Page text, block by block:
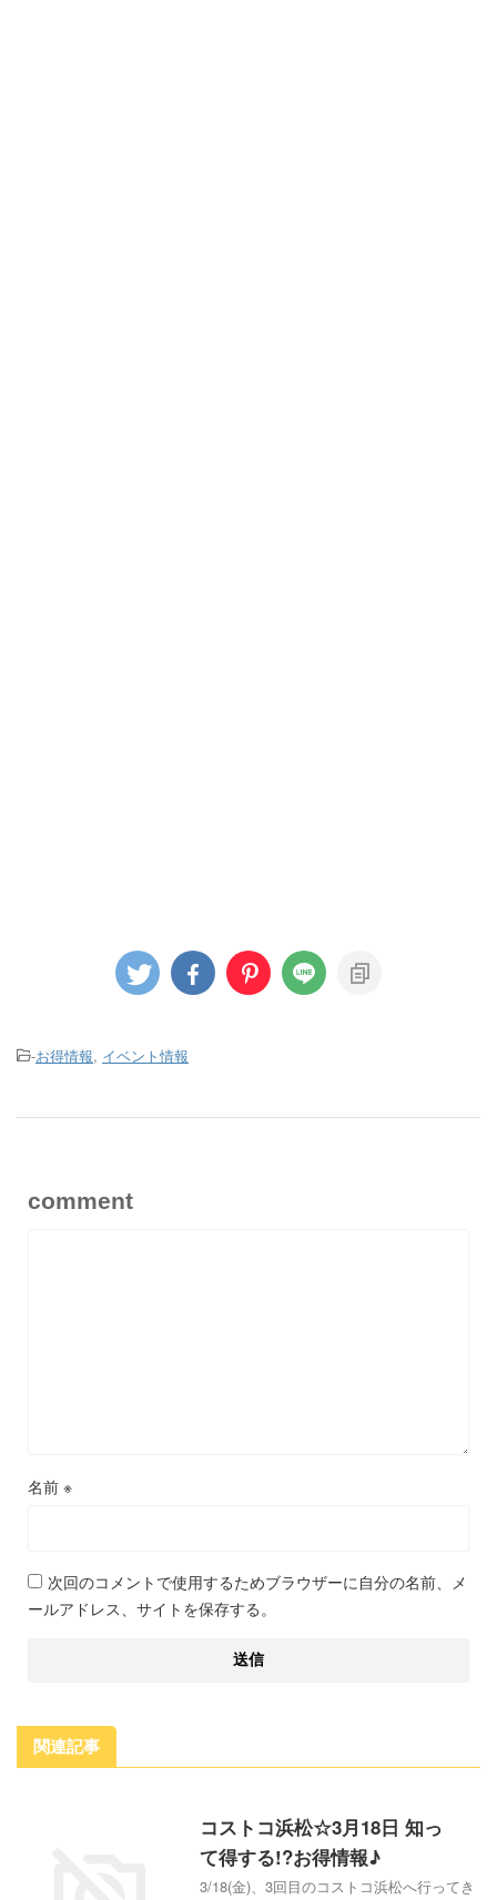
-お得情報, イベント情報
comment
名前 ※
次回のコメントで使用するためブラウザーに自分の名前、メ
ールアドレス、サイトを保存する。
関連記事
コストコ浜松☆3月18日 知っ
て得する!?お得情報♪
3/18(金)、3回目のコストコ浜松へ行ってき